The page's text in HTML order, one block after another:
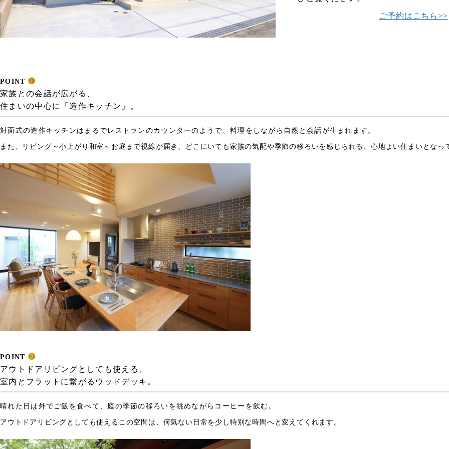
ご予約はこちら>>
POINT ❶
家族との会話が広がる、
住まいの中心に「造作キッチン」。
対面式の造作キッチンはまるでレストランのカウンターのようで、料理をしながら自然と会話が生まれます。
また、リビング～小上がり和室～お庭まで視線が届き、どこにいても家族の気配や季節の移ろいを感じられる、心地よい住まいとなっ
POINT ❷
アウトドアリビングとしても使える、
室内とフラットに繋がるウッドデッキ。
晴れた日は外でご飯を食べて、庭の季節の移ろいを眺めながらコーヒーを飲む。
アウトドアリビングとしても使えるこの空間は、何気ない日常を少し特別な時間へと変えてくれます。